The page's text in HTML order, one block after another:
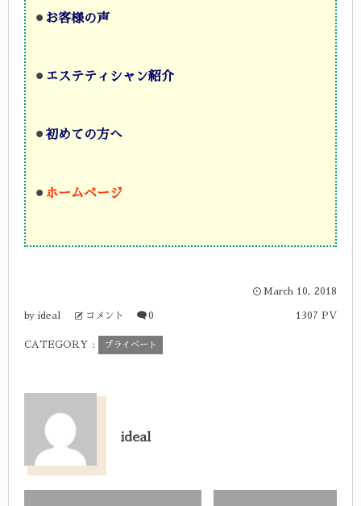
⚫︎ お客様の声
⚫︎ エステティシャン紹介
⚫︎ 初めての方へ
⚫︎ ホームページ
March 10, 2018
by ideal コメント 0 1307 PV
CATEGORY : プライベート
ideal